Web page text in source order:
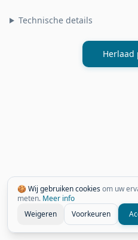
🍪 Wij gebruiken cookiesom uw
meten. Meer info
Weigeren
Voorkeuren
Technische details
Herlaad